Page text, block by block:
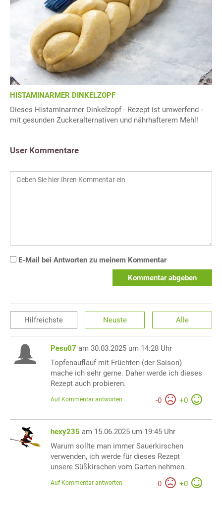
HISTAMINARMER DINKELZOPF
Dieses Histaminarmer Dinkelzopf - Rezept ist umwerfend -
mit gesunden Zuckeralternativen und nährhafterem Mehl!
User Kommentare
E-Mail bei Antworten zu meinem Kommentar
Kommentar abgeben
Hilfreichste Neuste Alle
Pesu07 am 30.03.2025 um 14:28 Uhr
Topfenauflauf mit Früchten (der Saison)
mache ich sehr gerne. Daher werde ich dieses
Rezept auch probieren.
-0 +0
Auf Kommentar antworten
hexy235 am 15.06.2025 um 19:45 Uhr
Warum sollte man immer Sauerkirschen
verwenden, ich werde für dieses Rezept
unsere Süßkirschen vom Garten nehmen.
-0 +0
Auf Kommentar antworten